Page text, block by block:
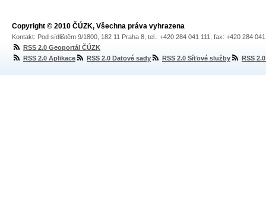
Copyright © 2010 ČÚZK, Všechna práva vyhrazena
Kontakt: Pod sídlištěm 9/1800, 182 11 Praha 8, tel.: +420 284 041 111, fax: +420 284
RSS 2.0 Geoportál ČÚZK
RSS 2.0 Aplikace
RSS 2.0 Datové sady RSS 2.0 Síťové služby RSS